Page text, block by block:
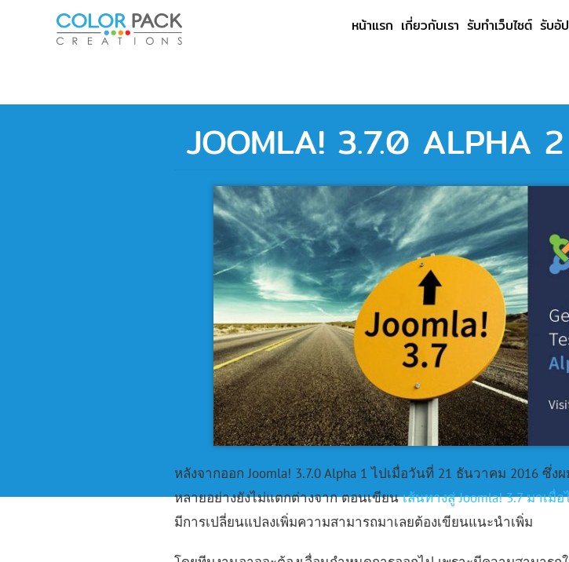
Skip to main content
หน้าแรก เกี่ยวกับเรา รับทำเว็บไซต์ รับอั
JOOMLA! 3.7.0 ALPHA
หลังจากออก Joomla! 3.7.0 Alpha 1 ไปเมื่อวันที่ 21 ธันวาคม 2016 ซึ่
หลายอย่างยังไม่แตกต่างจาก ตอนเขียนเส้นทางสู่ Joomla! 3.7 มาเมื่
มีการเปลี่ยนแปลงเพิ่มความสามารถมาเลยต้องเขียนแนะนำเพิ่ม